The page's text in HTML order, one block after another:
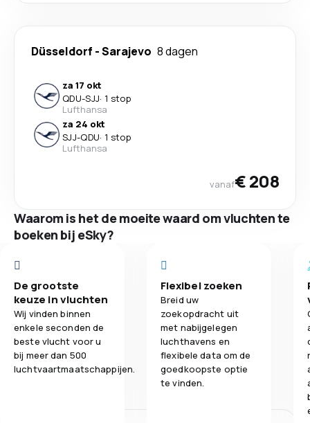
Düsseldorf -Sarajevo 8 dagen
za 17 okt
QDU-SJJ· 1 stop
Lufthansa
za 24 okt
SJJ-QDU· 1 stop
Lufthansa
vanaf€ 208
Waarom is het de moeite waard om vluchten te
boeken bij eSky?
De grootste
keuze in vluchten
Wij vinden binnen
enkele seconden de
beste vlucht voor u
bij meer dan 500
luchtvaartmaatschappijen.
Flexibel zoeken
Breid uw
zoekopdracht uit
met nabijgelegen
luchthavens en
flexibele data om de
goedkoopste optie
te vinden.